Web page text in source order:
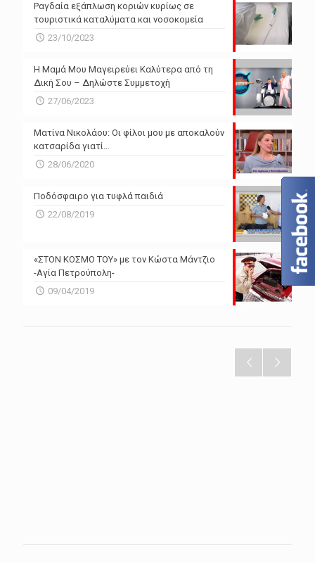
Ραγδαία εξάπλωση κοριών κυρίως σε
τουριστικά καταλύματα και νοσοκομεία
23/10/2023
Η Μαμά Μου Μαγειρεύει Καλύτερα από τη
Δική Σου – Δηλώστε Συμμετοχή
27/06/2023
Ματίνα Νικολάου: Οι φίλοι μου με αποκαλούν
κατσαρίδα γιατί…
28/06/2020
Ποδόσφαιρο για τυφλά παιδιά
22/08/2019
«ΣΤΟΝ ΚΟΣΜΟ ΤΟΥ» με τον Κώστα Μάντζιο
-Αγία Πετρούπολη-
09/04/2019